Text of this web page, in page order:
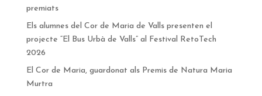
premiats
Els alumnes del Cor de Maria de Valls presenten el
projecte “El Bus Urbà de Valls” al Festival RetoTech
2026
El Cor de Maria, guardonat als Premis de Natura Maria
Murtra